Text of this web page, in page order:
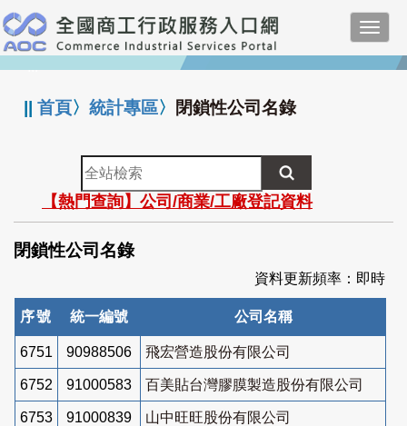
跳
到
主
要
:::
||首頁〉統計專區〉 閉鎖性公司名錄
全
站
檢
索
【熱門查詢】公司/商業/工廠登記資料
閉鎖性公司名錄
資料更新頻率：即時
序號 統一編號 公司名稱
6751 90988506 飛宏營造股份有限公司
6752 91000583 百美貼台灣膠膜製造股份有限公司
6753 91000839 山中旺旺股份有限公司